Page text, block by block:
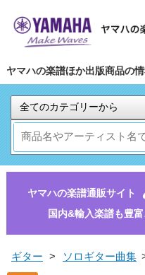
ヤマハの楽譜ほか出版商品の情
ヤマハの楽譜通販サイト
国内&輸入楽譜も豊富
ギター > ソロギター曲集